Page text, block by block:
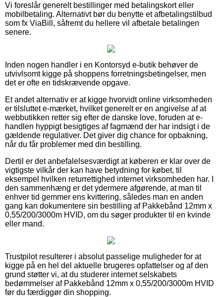
Vi foreslår generelt bestillinger med betalingskort eller
mobilbetaling. Alternativt bør du benytte et afbetalingstilbud
som fx ViaBill, såfremt du hellere vil afbetale betalingen
senere.
Inden nogen handler i en Kontorsyd e-butik behøver de
utvivlsomt kigge på shoppens forretningsbetingelser, men
det er ofte en tidskrævende opgave.
Et andet alternativ er at kigge hvorvidt online virksomheden
er tilsluttet e-mærket, hvilket generelt er en angivelse af at
webbutikken retter sig efter de danske love, foruden at e-
handlen hyppigt besigtiges af fagmænd der har indsigt i de
gældende regulativer. Det giver dig chance for opbakning,
når du får problemer med din bestilling.
Dertil er det anbefalelsesværdigt at køberen er klar over de
vigtigste vilkår der kan have betydning for købet, til
eksempel hvilken returrettighed internet virksomheden har. I
den sammenhæng er det ydermere afgørende, at man til
enhver tid gemmer ens kvittering, således man en anden
gang kan dokumentere sin bestilling af Pakkebånd 12mm x
0,55/200/3000m HVID, om du søger produkter til en kvinde
eller mand.
Trustpilot resulterer i absolut passelige muligheder for at
kigge på en hel del aktuelle brugeres opfattelser og af den
grund støtter vi, at du studerer internet selskabets
bedømmelser af Pakkebånd 12mm x 0,55/200/3000m HVID
før du færdiggør din shopping.